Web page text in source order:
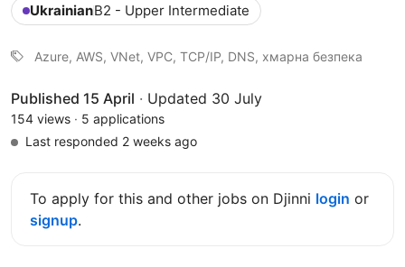
UkrainianB2 - Upper Intermediate
Azure, AWS, VNet, VPC, TCP/IP, DNS, хмарна безпека
Published 15 April · Updated 30 July
154 views · 5 applications
Last responded 2 weeks ago
To apply for this and other jobs on Djinni login or
signup.